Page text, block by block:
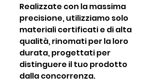
Realizzate con la massima
precisione, utilizziamo solo
materiali certificati e di alta
qualità, rinomati per la loro
durata, progettati per
distinguere il tuo prodotto
dalla concorrenza.